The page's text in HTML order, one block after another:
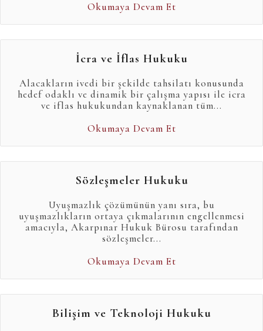
Okumaya Devam Et
İcra ve İflas Hukuku
Alacakların ivedi bir şekilde tahsilatı konusunda
hedef odaklı ve dinamik bir çalışma yapısı ile icra
ve iflas hukukundan kaynaklanan tüm...
Okumaya Devam Et
Sözleşmeler Hukuku
Uyuşmazlık çözümünün yanı sıra, bu
uyuşmazlıkların ortaya çıkmalarının engellenmesi
amacıyla, Akarpınar Hukuk Bürosu tarafından
sözleşmeler...
Okumaya Devam Et
Bilişim ve Teknoloji Hukuku